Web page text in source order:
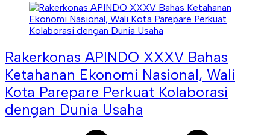
Rakerkonas APINDO XXXV Bahas
Ketahanan Ekonomi Nasional, Wali
Kota Parepare Perkuat Kolaborasi
dengan Dunia Usaha